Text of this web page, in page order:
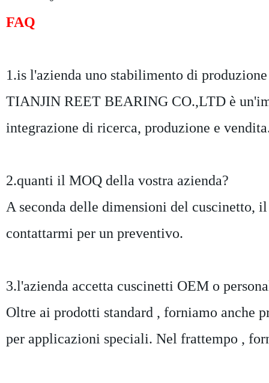
FAQ
1.is l'azienda uno stabilimento di
TIANJIN REET BEARING CO.,LTD è
integrazione di ricerca, produzione e
2.quanti il MOQ della vostra azienda?
A seconda delle dimensioni del cuscinetto,
contattarmi per un preventivo.
3.l'azienda accetta cuscinetti OEM o
Oltre ai prodotti standard , forniamo anche
per applicazioni speciali. Nel frattempo ,